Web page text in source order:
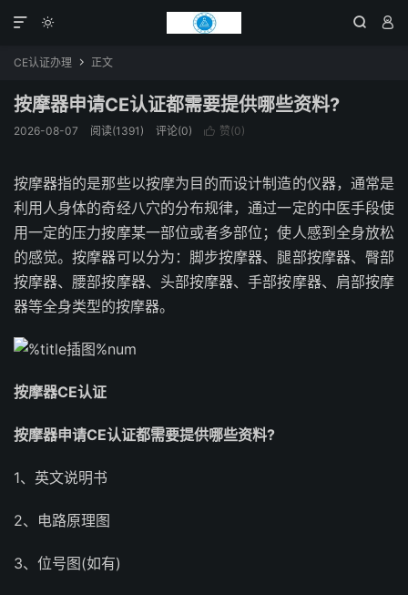
  

CE认证办理  正文
按摩器申请CE认证都需要提供哪些资料?
2026-08-07 阅读(1391) 评论(0)  赞(0)
按摩器指的是那些以按摩为目的而设计制造的仪器，通常是
利用人身体的奇经八穴的分布规律，通过一定的中医手段使
用一定的压力按摩某一部位或者多部位；使人感到全身放松
的感觉。按摩器可以分为：脚步按摩器、腿部按摩器、臀部
按摩器、腰部按摩器、头部按摩器、手部按摩器、肩部按摩
器等全身类型的按摩器。
按摩器CE认证
按摩器申请CE认证都需要提供哪些资料?
1、英文说明书
2、电路原理图
3、位号图(如有)